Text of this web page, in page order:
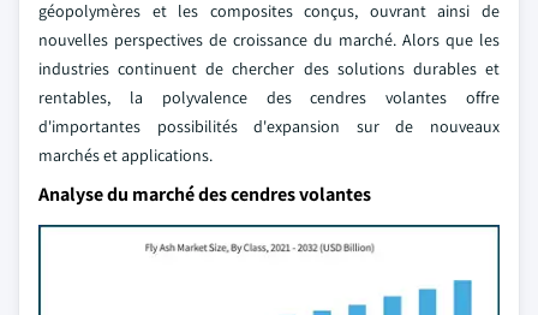
géopolymères et les composites conçus, ouvrant ainsi de
nouvelles perspectives de croissance du marché. Alors que les
industries continuent de chercher des solutions durables et
rentables, la polyvalence des cendres volantes offre
d'importantes possibilités d'expansion sur de nouveaux
marchés et applications.
Analyse du marché des cendres volantes